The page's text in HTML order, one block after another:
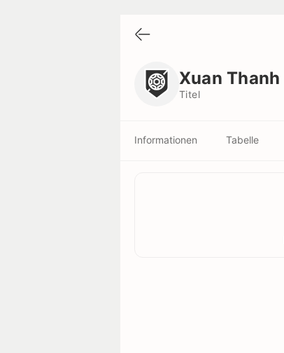
Xuan Thanh
Titel
Informationen Tabelle